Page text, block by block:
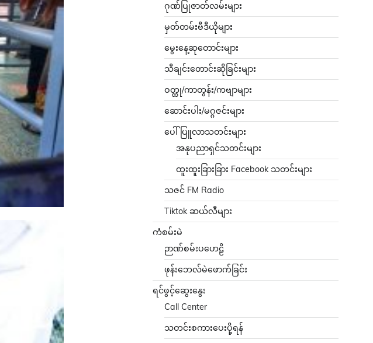
ဂုဏ်ပြုဇာတ်လမ်းများ
မှတ်တမ်းဗီဒီယိုများ
မွေးနေ့ဆုတောင်းများ
သီချင်းတောင်းဆိုခြင်းများ
ဝတ္ထု/ကာတွန်း/ကဗျာများ
ဆောင်းပါး/မဂ္ဂဇင်းများ
ပေါ်ပြူလာသတင်းများ
အနုပညာရှင်သတင်းများ
ထူးထူးခြားခြား Facebook သတင်းများ
သဇင် FM Radio
Tiktok ဆယ်လီများ
ကံစမ်းမဲ
ဉာဏ်စမ်းပဟေဠိ
ဖုန်းဘေလ်မဲဖောက်ခြင်း
ရင်ဖွင့်ဆွေးနွေး
Call Center
သတင်းစကားပေးပို့ရန်